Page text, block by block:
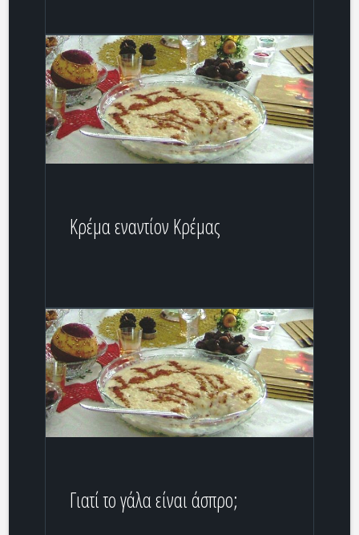
Κρέμα εναντίον Κρέμας
Γιατί το γάλα είναι άσπρο;